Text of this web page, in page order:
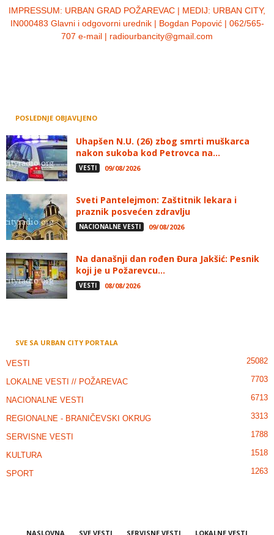
IMPRESSUM: URBAN GRAD POŽAREVAC | MEDIJ: URBAN CITY,
IN000483 Glavni i odgovorni urednik | Bogdan Popović | 062/565-
707 e-mail | radiourbancity@gmail.com
POSLEDNJE OBJAVLJENO
Uhapšen N.U. (26) zbog smrti muškarca
nakon sukoba kod Petrovca na...
VESTI 09/08/2026
Sveti Pantelejmon: Zaštitnik lekara i
praznik posvećen zdravlju
NACIONALNE VESTI 09/08/2026
Na današnji dan rođen Đura Jakšić: Pesnik
koji je u Požarevcu...
VESTI 08/08/2026
SVE SA URBAN CITY PORTALA
VESTI 25082
LOKALNE VESTI // POŽAREVAC 7703
NACIONALNE VESTI 6713
REGIONALNE - BRANIČEVSKI OKRUG 3313
SERVISNE VESTI 1788
KULTURA 1518
SPORT 1263
NASLOVNA SVE VESTI SERVISNE VESTI LOKALNE VESTI